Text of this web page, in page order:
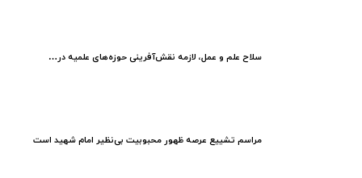
سلاح علم و عمل، لازمه نقش‌آفرینی حوزه‌های علمیه در…
مراسم تشییع عرصه ظهور محبوبیت بی‌نظیر امام شهید است